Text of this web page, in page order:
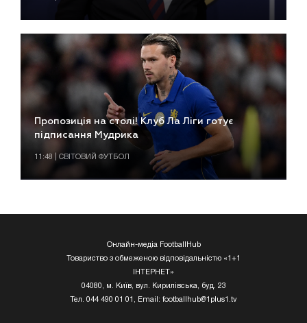
Пропозиція на столі! Клуб Ла Ліги готує
підписання Мудрика
11:48 | СВІТОВИЙ ФУТБОЛ
Онлайн-медіа FootballHub
Товариство з обмеженою відповідальністю «1+1
ІНТЕРНЕТ»
04080, м. Київ, вул. Кирилівська, буд. 23
Тел. 044 490 01 01, Email: footballhub@1plus1.tv